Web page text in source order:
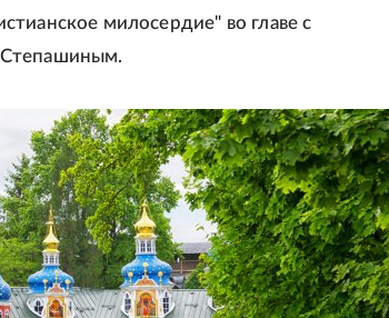
милосердие" во главе с